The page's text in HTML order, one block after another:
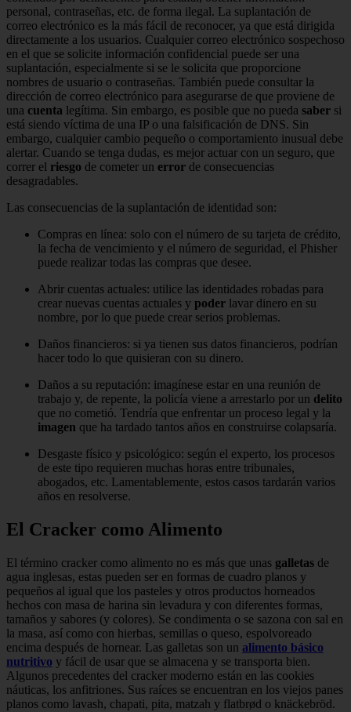
personal, contraseñas, etc. de forma ilegal. La suplantación de
correo electrónico es la más fácil de reconocer, ya que está dirigida
directamente a los usuarios. Cualquier correo electrónico sospechoso
en el que se solicite información confidencial puede ser una
suplantación, especialmente si se le solicita que proporcione
nombres de usuario o contraseñas. También puede consultar la
dirección de correo electrónico para asegurarse de que proviene de
una cuenta legítima. Sin embargo, es posible que no pueda saber si
está siendo víctima de una IP o una falsificación de DNS. Sin
embargo, cualquier cambio pequeño o comportamiento inusual debe
alertar. Cuando se tenga dudas, es mejor actuar con un seguro, que
correr el riesgo de cometer un error de consecuencias
desagradables.
Las consecuencias de la suplantación de identidad son:
Compras en línea: solo con el número de su tarjeta de crédito,
la fecha de vencimiento y el número de seguridad, el Phisher
puede realizar todas las compras que desee.
Abrir cuentas actuales: utilice las identidades robadas para
crear nuevas cuentas actuales y poder lavar dinero en su
nombre, por lo que puede crear serios problemas.
Daños financieros: si ya tienen sus datos financieros, podrían
hacer todo lo que quisieran con su dinero.
Daños a su reputación: imagínese estar en una reunión de
trabajo y, de repente, la policía viene a arrestarlo por un delito
que no cometió. Tendría que enfrentar un proceso legal y la
imagen que ha tardado tantos años en construirse colapsaría.
Desgaste físico y psicológico: según el experto, los procesos
de este tipo requieren muchas horas entre tribunales,
abogados, etc. Lamentablemente, estos casos tardarán varios
años en resolverse.
El Cracker como Alimento
El término cracker como alimento no es más que unas galletas de
agua inglesas, estas pueden ser en formas de cuadro planos y
pequeños al igual que los pasteles y otros productos horneados
hechos con masa de harina sin levadura y con diferentes formas,
tamaños y sabores (y colores). Se condimenta o se sazona con sal en
la masa, así como con hierbas, semillas o queso, espolvoreado
encima después de hornear. Las galletas son un alimento básico
nutritivo y fácil de usar que se almacena y se transporta bien.
Algunos precedentes del cracker moderno están en las cookies
náuticas, los anfitriones. Sus raíces se encuentran en los viejos panes
planos como lavash, chapati, pita, matzah y flatbrød o knäckebröd.